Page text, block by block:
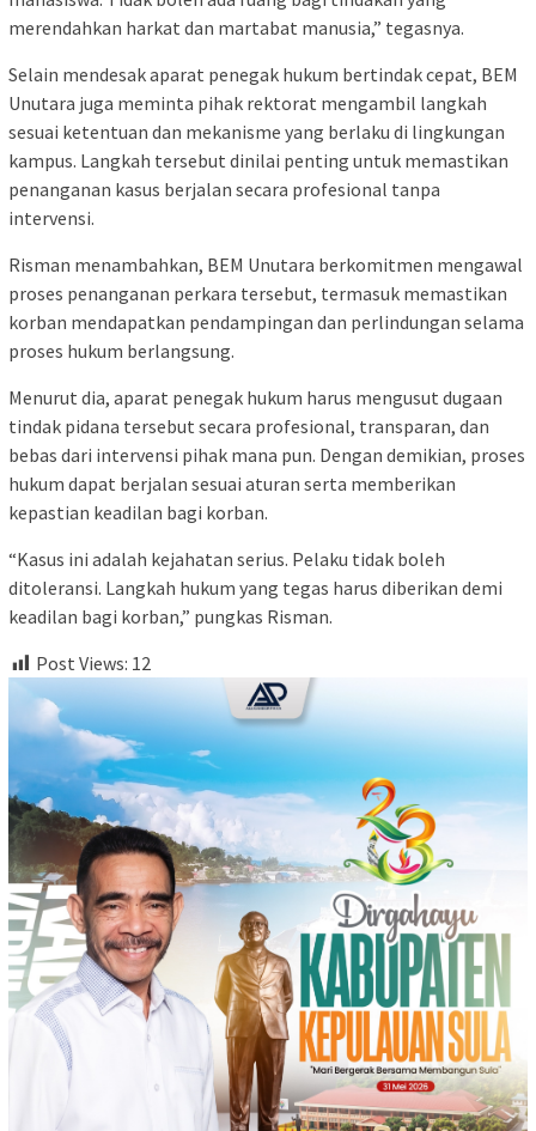
merendahkan harkat dan martabat manusia,” tegasnya.
Selain mendesak aparat penegak hukum bertindak cepat, BEM
Unutara juga meminta pihak rektorat mengambil langkah
sesuai ketentuan dan mekanisme yang berlaku di lingkungan
kampus. Langkah tersebut dinilai penting untuk memastikan
penanganan kasus berjalan secara profesional tanpa
intervensi.
Risman menambahkan, BEM Unutara berkomitmen mengawal
proses penanganan perkara tersebut, termasuk memastikan
korban mendapatkan pendampingan dan perlindungan selama
proses hukum berlangsung.
Menurut dia, aparat penegak hukum harus mengusut dugaan
tindak pidana tersebut secara profesional, transparan, dan
bebas dari intervensi pihak mana pun. Dengan demikian, proses
hukum dapat berjalan sesuai aturan serta memberikan
kepastian keadilan bagi korban.
“Kasus ini adalah kejahatan serius. Pelaku tidak boleh
ditoleransi. Langkah hukum yang tegas harus diberikan demi
keadilan bagi korban,” pungkas Risman.
Post Views: 12